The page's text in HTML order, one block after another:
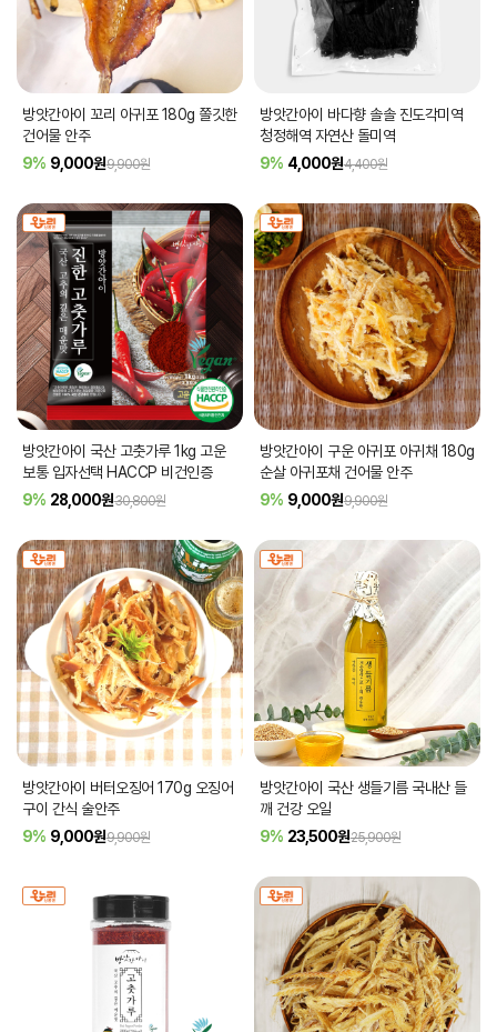
방앗간아이 꼬리 아귀포 180g 쫄깃한
건어물 안주
9% 9,000원9,900원
방앗간아이 바다향 솔솔 진도각미역
청정해역 자연산 돌미역
9% 4,000원4,400원
방앗간아이 국산 고춧가루 1kg 고운
보통 입자선택 HACCP 비건인증
9% 28,000원30,800원
방앗간아이 구운 아귀포 아귀채 180g
순살 아귀포채 건어물 안주
9% 9,000원9,900원
방앗간아이 버터오징어 170g 오징어
구이 간식 술안주
9% 9,000원9,900원
방앗간아이 국산 생들기름 국내산 들
깨 건강 오일
9% 23,500원25,900원